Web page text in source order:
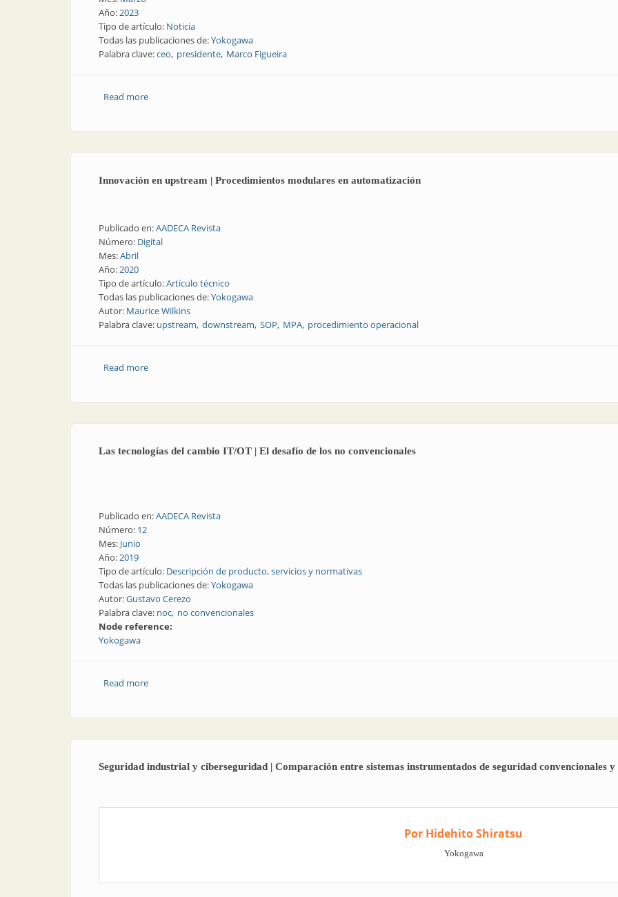
Año:2023
Tipo de artículo: Noticia
Todas las publicaciones de:Yokogawa
Palabra clave:ceo presidente Marco Figueira
Read moreabout Marco Figueira es el nuevo presidente y CEO de Yokogawa America del Sur
Innovación en upstream | Procedimientos modulares en automatización
Publicado en:AADECA Revista
Número: Digital
Mes:Abril
Año:2020
Tipo de artículo:Artículo técnico
Todas las publicaciones de:Yokogawa
Autor: Maurice Wilkins
Palabra clave: upstream downstream SOP MPA procedimiento operacional
Read moreabout Innovación en upstream | Procedimientos modulares en automatización
Las tecnologías del cambio IT/OT | El desafío de los no convencionales
Publicado en:AADECA Revista
Número: 12
Mes: Junio
Año:2019
Tipo de artículo: Descripción de producto, servicios y normativas
Todas las publicaciones de:Yokogawa
Autor:Gustavo Cerezo
Palabra clave: noc no convencionales
Node reference:
Yokogawa
Read moreabout Las tecnologías del cambio IT/OT | El desafío de los no convencionales
Seguridad industrial y ciberseguridad | Comparación entre sistemas instrumentados de seguridad convencionales y
Por Hidehito Shiratsu
Yokogawa